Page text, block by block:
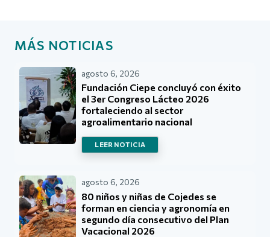
MÁS NOTICIAS
agosto 6, 2026
Fundación Ciepe concluyó con éxito
el 3er Congreso Lácteo 2026
fortaleciendo al sector
agroalimentario nacional
LEER NOTICIA
agosto 6, 2026
80 niños y niñas de Cojedes se
forman en ciencia y agronomía en
segundo día consecutivo del Plan
Vacacional 2026